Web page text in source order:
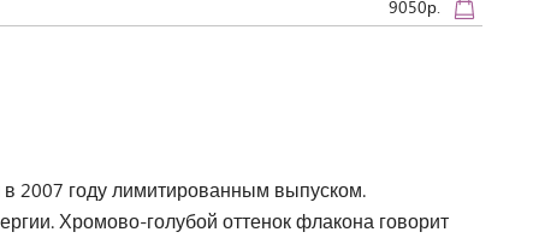
9050р.
2007 году лимитированным выпуском.
Хромово-голубой оттенок флакона говорит